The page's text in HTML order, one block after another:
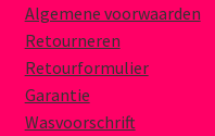
Algemene voorwaarden
Retourneren
Retourformulier
Garantie
Wasvoorschrift